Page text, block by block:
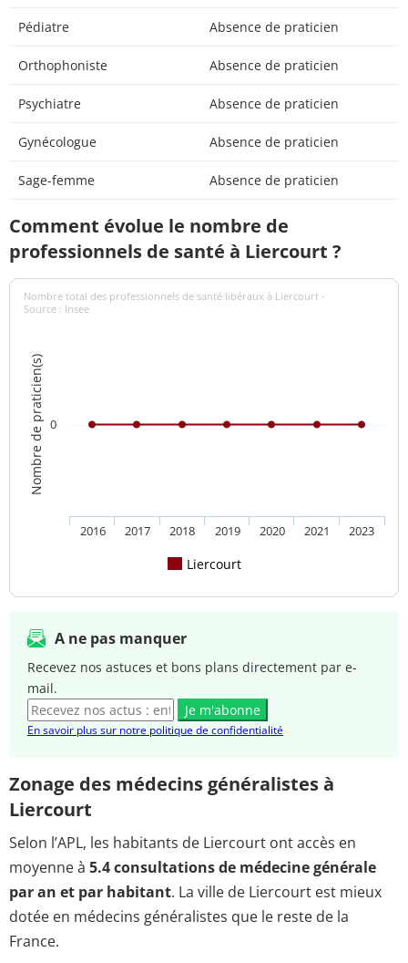
Pédiatre Absence de praticien
Orthophoniste Absence de praticien
Psychiatre Absence de praticien
Gynécologue Absence de praticien
Sage-femme Absence de praticien
Comment évolue le nombre de
professionnels de santé à Liercourt ?
Nombre de praticien(s)
Nombre total des professionnels de santé libéraux à Liercourt -
Source : Insee
Liercourt
2016 2017 2018 2019 2020 2021 2023
0
A ne pas manquer
Recevez nos astuces et bons plans directement par e-
mail.
Je m'abonne
En savoir plus sur notre politique de confidentialité
Zonage des médecins généralistes à
Liercourt
Selon l’APL, les habitants de Liercourt ont accès en
moyenne à 5.4 consultations de médecine générale
par an et par habitant. La ville de Liercourt est mieux
dotée en médecins généralistes que le reste de la
France.